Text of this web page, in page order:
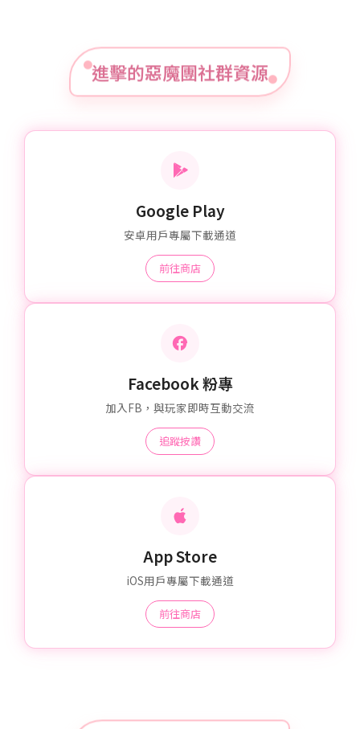
進擊的惡魔團社群資源
Google Play
安卓用戶專屬下載通道
前往商店
Facebook 粉專
加入FB，與玩家即時互動交流
追蹤按讚
App Store
iOS用戶專屬下載通道
前往商店